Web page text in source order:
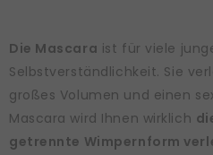
Die Mascara ist für viele
Selbstverständlichkeit. Sie
großes Volumen und einen
Mascara wird Ihnen wirklich
getrennte Wimpernform